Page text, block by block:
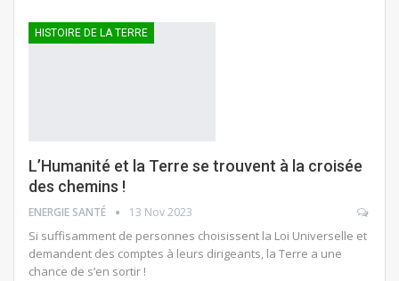
HISTOIRE DE LA TERRE
L’Humanité et la Terre se trouvent à la croisée
des chemins !
ENERGIE SANTÉ 13 Nov 2023
Si suffisamment de personnes choisissent la Loi Universelle et
demandent des comptes à leurs dirigeants, la Terre a une
chance de s’en sortir !